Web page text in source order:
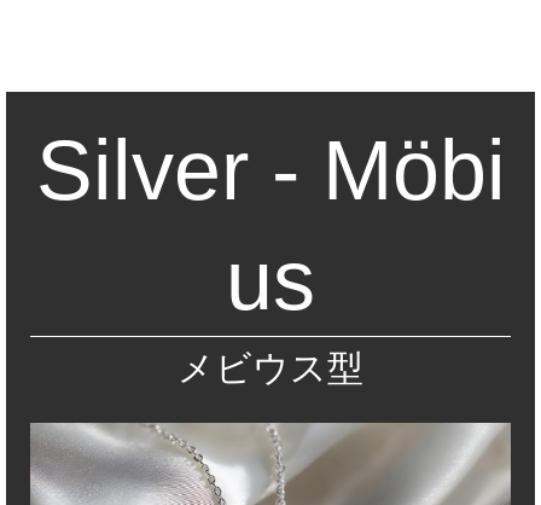
Silver - Möbi
us
メビウス型